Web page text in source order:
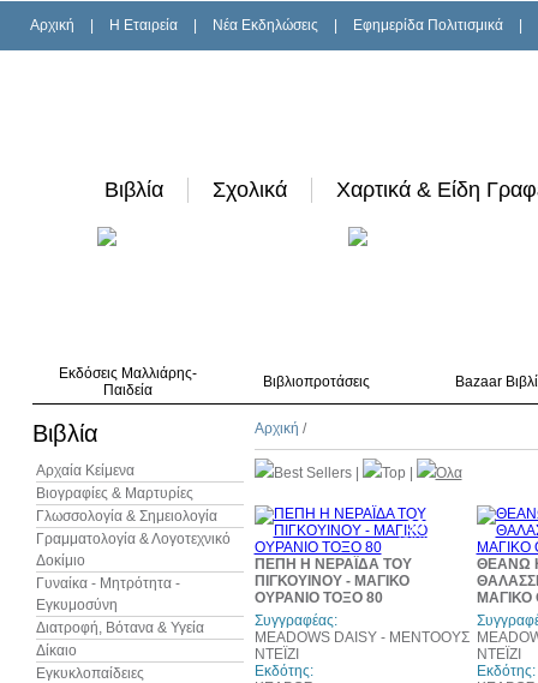
Αρχική H Εταιρεία Νέα Εκδηλώσεις Εφημερίδα Πολιτισμικά
Βιβλία Σχολικά Χαρτικά & Είδη
Εκδόσεις Μαλλιάρης-
Παιδεία
Βιβλιοπροτάσεις Bazaar
Βιβλία
Αρχαία Κείμενα
Βιογραφίες & Μαρτυρίες
Γλωσσολογία & Σημειολογία
Γραμματολογία & Λογοτεχνικό
Δοκίμιο
Γυναίκα - Μητρότητα -
Εγκυμοσύνη
Διατροφή, Βότανα & Υγεία
Δίκαιο
Εγκυκλοπαίδειες
Αρχική /
Best Sellers| Top Όλα
30%
έκπτωση
ΠΕΠΗ Η ΝΕΡΑΪΔΑ ΤΟΥ
ΠΙΓΚΟΥΙΝΟΥ - ΜΑΓΙΚΟ
ΟΥΡΑΝΙΟ ΤΟΞΟ 80
Συγγραφέας:
MEADOWS DAISY - ΜΕΝΤΟΟΥΣ
ΝΤΕΪΖΙ
Εκδότης:
ΘΕΑΝΩ
ΜΑΓΙΚΟ
ΝΤΕΪΖΙ
Εκδότης: